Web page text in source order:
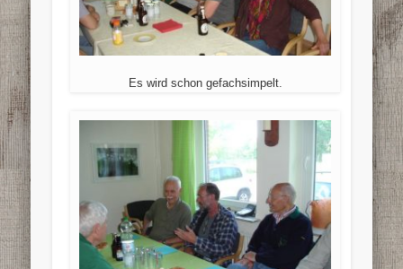
Es wird schon gefachsimpelt.